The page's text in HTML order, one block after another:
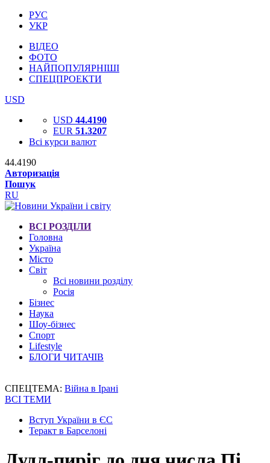
РУС
УКР
ВІДЕО
ФОТО
НАЙПОПУЛЯРНІШІ
СПЕЦПРОЕКТИ
USD
USD 44.4190
EUR 51.3207
Всі курси валют
44.4190
Авторизація
Пошук
RU
ВСІ РОЗДІЛИ
Головна
Україна
Місто
Світ
Всі новини розділу
Росія
Бізнес
Наука
Шоу-бізнес
Спорт
Lifestyle
БЛОГИ ЧИТАЧІВ
СПЕЦТЕМА: Війна в Ірані
ВСІ ТЕМИ
Вступ України в ЄС
Теракт в Барселоні